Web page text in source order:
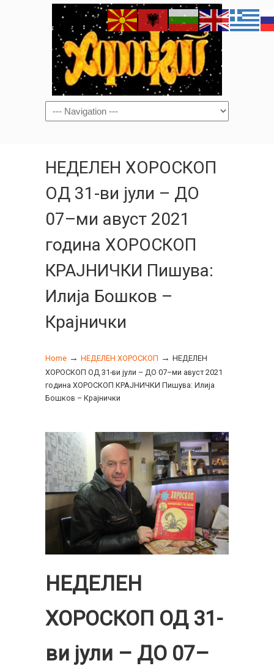
Navigation
НЕДЕЛЕН ХОРОСКОП
ОД 31-ви јули – ДО
07–ми авуст 2021
година ХОРОСКОП
КРАЈНИЧКИ Пишува:
Илија Бошков –
Крајнички
Home → НЕДЕЛЕН ХОРОСКОП → НЕДЕЛЕН
ХОРОСКОП ОД 31-ви јули – ДО 07–ми авуст 2021
година ХОРОСКОП КРАЈНИЧКИ Пишува: Илија
Бошков – Крајнички
НЕДЕЛЕН
ХОРОСКОП ОД 31-
ви јули – ДО 07–